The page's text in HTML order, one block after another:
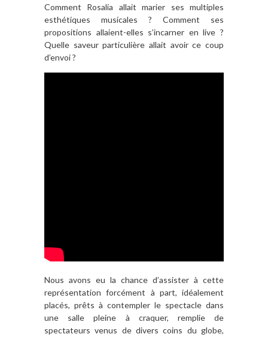
Comment Rosalía allait marier ses multiples
esthétiques musicales ? Comment ses
propositions allaient-elles s’incarner en live ?
Quelle saveur particulière allait avoir ce coup
d’envoi ?
Nous avons eu la chance d’assister à cette
représentation forcément à part, idéalement
placés, prêts à contempler le spectacle dans
une salle pleine à craquer, remplie de
spectateurs venus de divers coins du globe,